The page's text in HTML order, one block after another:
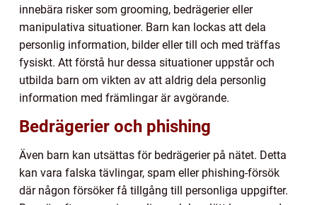
innebära risker som grooming, bedrägerier eller
manipulativa situationer. Barn kan lockas att dela
personlig information, bilder eller till och med träffas
fysiskt. Att förstå hur dessa situationer uppstår och
utbilda barn om vikten av att aldrig dela personlig
information med främlingar är avgörande.
Bedrägerier och phishing
Även barn kan utsättas för bedrägerier på nätet. Detta
kan vara falska tävlingar, spam eller phishing-försök
där någon försöker få tillgång till personliga uppgifter.